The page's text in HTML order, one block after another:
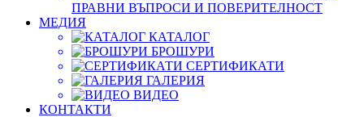
ПРАВНИ ВЪПРОСИ И ПОВЕРИТЕЛНОСТ
МЕДИЯ
КАТАЛОГ
БРОШУРИ
СЕРТИФИКАТИ
ГАЛЕРИЯ
ВИДЕО
КОНТАКТИ